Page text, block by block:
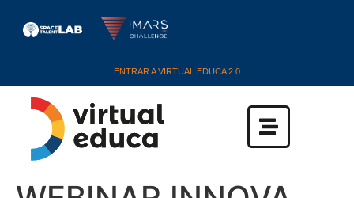
ENTRAR A VIRTUAL EDUCA 2.0